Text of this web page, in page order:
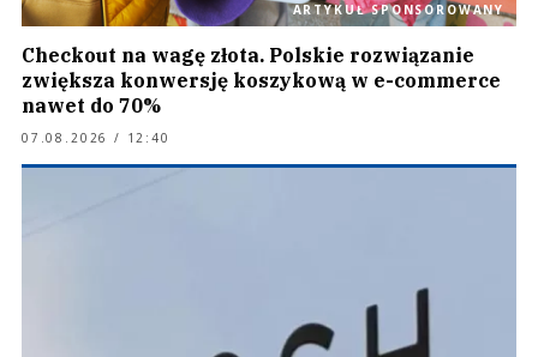
ARTYKUŁ SPONSOROWANY
Checkout na wagę złota. Polskie rozwiązanie
zwiększa konwersję koszykową w e-commerce
nawet do 70%
07.08.2026 / 12:40